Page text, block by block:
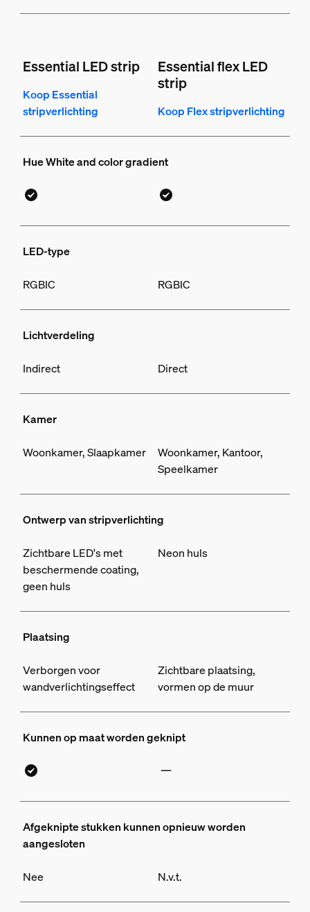
Essential LED strip
Koop Essential
stripverlichting
Essential flex LED
strip
Koop Flex stripverlichting
Hue White and color gradient
LED-type
RGBIC RGBIC
Lichtverdeling
Indirect Direct
Kamer
Woonkamer, Slaapkamer
Woonkamer, Kantoor,
Speelkamer
Ontwerp van stripverlichting
Zichtbare LED's met
beschermende coating,
geen huls
Neon huls
Plaatsing
Verborgen voor
wandverlichtingseffect
Zichtbare plaatsing,
vormen op de muur
Kunnen op maat worden geknipt
Afgeknipte stukken kunnen opnieuw worden
aangesloten
Nee N.v.t.